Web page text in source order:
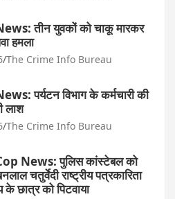
तीन युवकों को चाकू मारकर
हमला
The Crime Info Bureau
पर्यटन विभाग के कर्मचारी की
लाश
The Crime Info Bureau
News: पुलिस कांस्टेबल को
चतुर्वेदी राष्ट्रीय पत्रकारिता
के छात्र को पिटवाया